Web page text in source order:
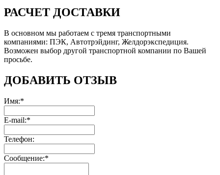
РАСЧЕТ ДОСТАВКИ
В основном мы работаем с тремя транспортными
компаниями: ПЭК, Автотрэйдинг, Желдорэкспедиция.
Возможен выбор другой транспортной компании по Вашей
просьбе.
ДОБАВИТЬ ОТЗЫВ
Имя:*
E-mail:*
Телефон:
Сообщение:*